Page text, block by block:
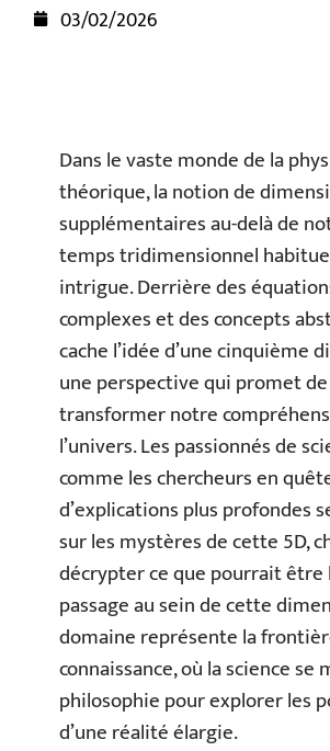
03/02/2026
Dans le vaste monde de la
théorique, la notion de
supplémentaires au-delà de
temps tridimensionnel
intrigue. Derrière des
complexes et des concepts
cache l’idée d’une cinquième
une perspective qui promet de
transformer notre
l’univers. Les passionnés de
comme les chercheurs en
d’explications plus profondes
sur les mystères de cette 5D,
décrypter ce que pourrait être
passage au sein de cette
domaine représente la
connaissance, où la science se
philosophie pour explorer les
d’une réalité élargie.